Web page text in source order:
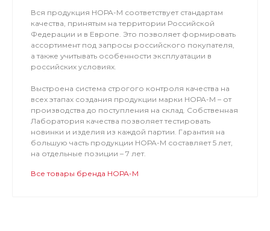
Вся продукция НОРА-М соответствует стандартам
качества, принятым на территории Российской
Федерации и в Европе. Это позволяет формировать
ассортимент под запросы российского покупателя,
а также учитывать особенности эксплуатации в
российских условиях.
Выстроена система строгого контроля качества на
всех этапах создания продукции марки НОРА-М – от
производства до поступления на склад. Собственная
Лаборатория качества позволяет тестировать
новинки и изделия из каждой партии. Гарантия на
большую часть продукции НОРА-М составляет 5 лет,
на отдельные позиции – 7 лет.
Все товары бренда НОРА-М